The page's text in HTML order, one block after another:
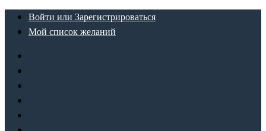
ПерейтиВойти или Зарегистрироваться
Мой список желаний